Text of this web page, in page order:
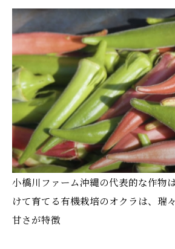
小橋川ファーム沖縄の代表的な作物
けて育てる有機栽培のオクラは、瑞
甘さが特徴